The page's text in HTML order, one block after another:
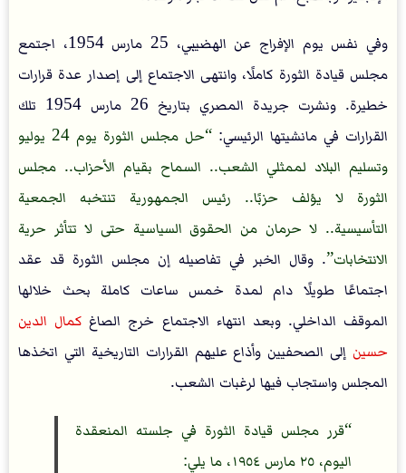
وفي نفس يوم الإفراج عن الهضيبي، 25 مارس 1954، اجتمع
مجلس قيادة الثورة كاملًا، وانتهى الاجتماع إلى إصدار عدة قرارات
خطيرة. ونشرت جريدة المصري بتاريخ 26 مارس 1954 تلك
القرارات في مانشيتها الرئيسي:
حل مجلس الثورة يوم 24 يوليو
وتسليم البلاد لممثلي الشعب.. السماح بقيام الأحزاب.. مجلس
الثورة لا يؤلف حزبًا.. رئيس الجمهورية تنتخبه الجمعية
التأسيسية.. لا حرمان من الحقوق السياسية حتى لا تتأثر حرية
الانتخابات . وقال الخبر في تفاصيله إن مجلس الثورة قد عقد
اجتماعًا طويلًا دام لمدة خمس ساعات كاملة بحث خلالها
الموقف الداخلي. وبعد انتهاء الاجتماع خرج الصاغ كمال الدين
حسين إلى الصحفيين وأذاع عليهم القرارات التاريخية التي اتخذها
المجلس واستجاب فيها لرغبات الشعب.
قرر مجلس قيادة الثورة في جلسته المنعقدة
اليوم، ٢٥ مارس ١٩٥٤، ما يلي: